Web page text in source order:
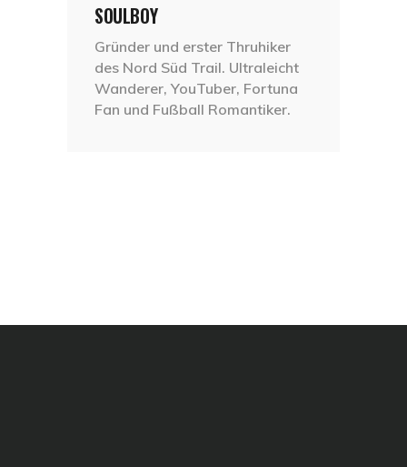
SOULBOY
Gründer und erster Thruhiker
des Nord Süd Trail. Ultraleicht
Wanderer, YouTuber, Fortuna
Fan und Fußball Romantiker.